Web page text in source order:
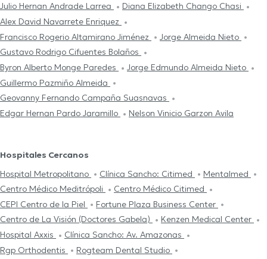
Julio Hernan Andrade Larrea
Diana Elizabeth Chango Chasi
Alex David Navarrete Enriquez
Francisco Rogerio Altamirano Jiménez
Jorge Almeida Nieto
Gustavo Rodrigo Cifuentes Bolaños
Byron Alberto Monge Paredes
Jorge Edmundo Almeida Nieto
Guillermo Pazmiño Almeida
Geovanny Fernando Campaña Suasnavas
Edgar Hernan Pardo Jaramillo
Nelson Vinicio Garzon Avila
Hospitales Cercanos
Hospital Metropolitano
Clínica Sancho: Citimed
Mentalmed
Centro Médico Meditrópoli
Centro Médico Citimed
CEPI Centro de la Piel
Fortune Plaza Business Center
Centro de La Visión (Doctores Gabela)
Kenzen Medical Center
Hospital Axxis
Clínica Sancho: Av. Amazonas
Rgp Orthodentis
Rogteam Dental Studio